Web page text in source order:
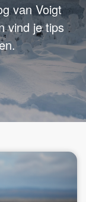
van Voigt
vind je tips